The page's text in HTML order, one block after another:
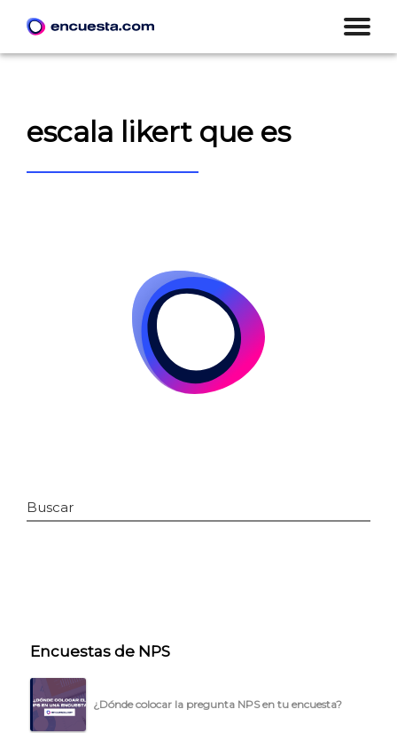
INICIO
CÓMO FUNCIONA
PLANTILLAS
escala likert que es
Buscar
Encuestas de NPS
¿Dónde colocar la pregunta NPS en tu encuesta?